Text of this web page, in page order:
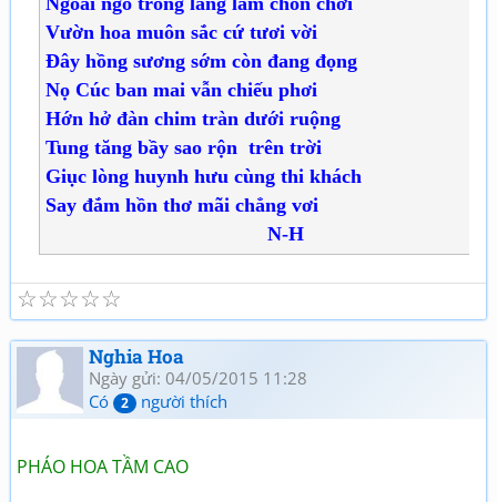
Vườn hoa muôn sắc cứ tươi vời
Đây hồng sương sớm còn đang đọng
Nọ Cúc ban mai vẫn chiếu phơi
Hớn hở đàn chim tràn dưới ruộng
Tung tăng bầy sao rộn trên trời
Giục lòng huynh hưu cùng thi khách
Say đắm hồn thơ mãi chẳng vơi
N-H
☆
☆
☆
☆
☆
Nghia Hoa
Ngày gửi: 04/05/2015 11:28
Có
2 người thích
PHÁO HOA TẦM CAO